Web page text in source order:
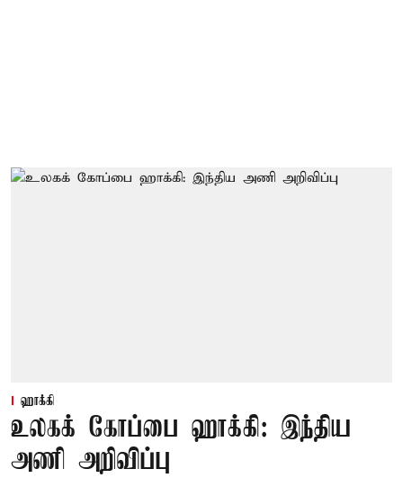
ஹாக்கி
உலகக் கோப்பை ஹாக்கி: இந்திய
அணி அறிவிப்பு